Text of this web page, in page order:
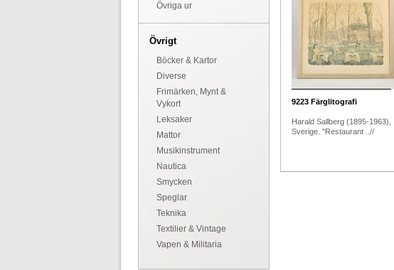
Övriga ur
Övrigt
Böcker & Kartor
Diverse
Frimärken, Mynt &
Vykort
Leksaker
Mattor
Musikinstrument
Nautica
Smycken
Speglar
Teknika
Textilier & Vintage
Vapen & Militaria
9223Färglitografi
Harald Sallberg (1895-1963),
Sverige. "Restaurant ..//